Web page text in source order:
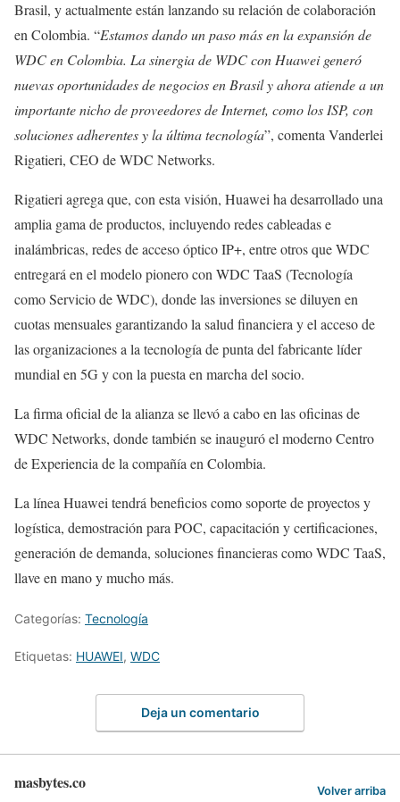
Brasil, y actualmente están lanzando su relación de colaboración
en Colombia. “Estamos dando un paso más en la expansión de
WDC en Colombia. La sinergia de WDC con Huawei generó
nuevas oportunidades de negocios en Brasil y ahora atiende a un
importante nicho de proveedores de Internet, como los ISP, con
soluciones adherentes y la última tecnología”, comenta Vanderlei
Rigatieri, CEO de WDC Networks.
Rigatieri agrega que, con esta visión, Huawei ha desarrollado una
amplia gama de productos, incluyendo redes cableadas e
inalámbricas, redes de acceso óptico IP+, entre otros que WDC
entregará en el modelo pionero con WDC TaaS (Tecnología
como Servicio de WDC), donde las inversiones se diluyen en
cuotas mensuales garantizando la salud financiera y el acceso de
las organizaciones a la tecnología de punta del fabricante líder
mundial en 5G y con la puesta en marcha del socio.
La firma oficial de la alianza se llevó a cabo en las oficinas de
WDC Networks, donde también se inauguró el moderno Centro
de Experiencia de la compañía en Colombia.
La línea Huawei tendrá beneficios como soporte de proyectos y
logística, demostración para POC, capacitación y certificaciones,
generación de demanda, soluciones financieras como WDC TaaS,
llave en mano y mucho más.
Categorías: Tecnología
Etiquetas: HUAWEI, WDC
Deja un comentario
masbytes.co Volver arriba